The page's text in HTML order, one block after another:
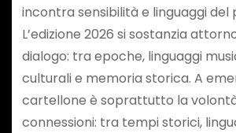
incontra sensibilità e linguaggi del
L’edizione 2026 si sostanzia
dialogo: tra epoche, linguaggi
culturali e memoria storica. A
cartellone è soprattutto la
connessioni: tra tempi storici,